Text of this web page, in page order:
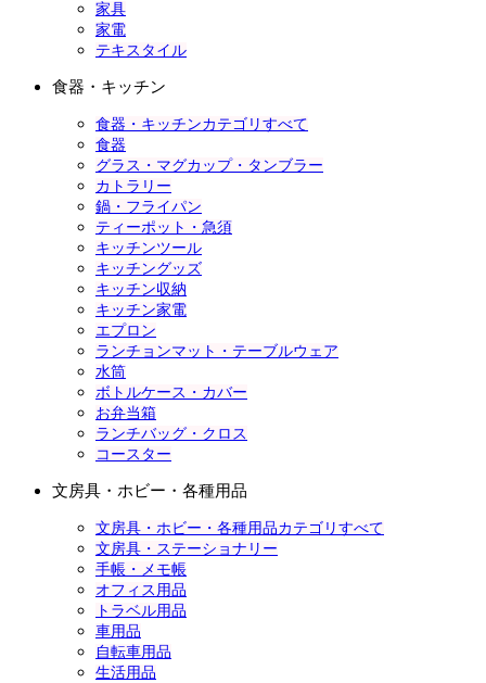
家具
家電
テキスタイル
食器・キッチン
食器・キッチンカテゴリすべて
食器
グラス・マグカップ・タンブラー
カトラリー
鍋・フライパン
ティーポット・急須
キッチンツール
キッチングッズ
キッチン収納
キッチン家電
エプロン
ランチョンマット・テーブルウェア
水筒
ボトルケース・カバー
お弁当箱
ランチバッグ・クロス
コースター
文房具・ホビー・各種用品
文房具・ホビー・各種用品カテゴリすべて
文房具・ステーショナリー
手帳・メモ帳
オフィス用品
トラベル用品
車用品
自転車用品
生活用品